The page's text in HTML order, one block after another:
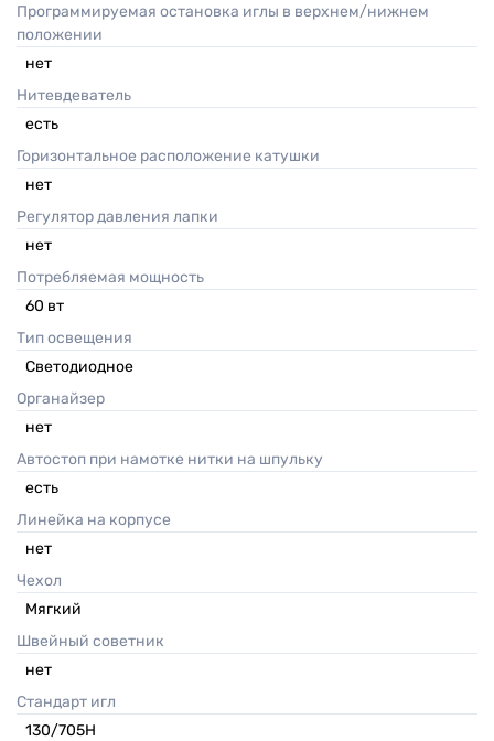
Программируемая остановка иглы в верхнем/нижнем
положении
нет
Нитевдеватель
есть
Горизонтальное расположение катушки
нет
Регулятор давления лапки
нет
Потребляемая мощность
60 вт
Тип освещения
Светодиодное
Органайзер
нет
Автостоп при намотке нитки на шпульку
есть
Линейка на корпусе
нет
Чехол
Мягкий
Швейный советник
нет
Стандарт игл
130/705H